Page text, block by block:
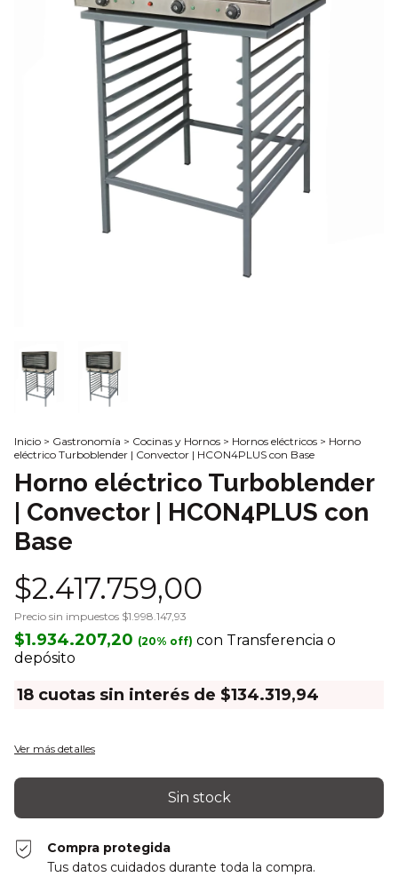
Inicio > Gastronomía > Cocinas y Hornos > Hornos eléctricos > Horno
eléctrico Turboblender | Convector | HCON4PLUS con Base
Horno eléctrico Turboblender
| Convector | HCON4PLUS con
Base
$2.417.759,00
Precio sin impuestos $1.998.147,93
$1.934.207,20 con Transferencia o
depósito
18 cuotas sin interés de $134.319,94
Ver más detalles
Compra protegida
Tus datos cuidados durante toda la compra.